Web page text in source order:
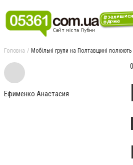
Головна Мобільні групи на Полтавщині
Ефименко Анастасия